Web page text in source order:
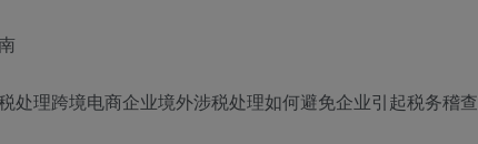
处理跨境电商企业境外涉税处理如何避免企业引起税务稽查